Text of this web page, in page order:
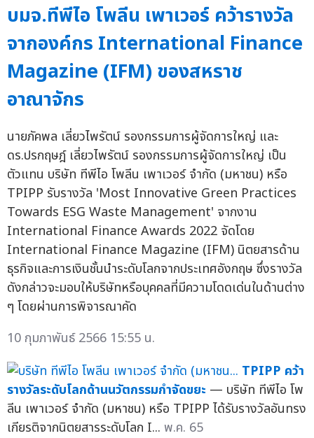
บมจ.ทีพีไอ โพลีน เพาเวอร์ คว้ารางวัล
จากองค์กร International Finance
Magazine (IFM) ของสหราช
อาณาจักร
นายภัคพล เลี่ยวไพรัตน์ รองกรรมการผู้จัดการใหญ่ และ
ดร.ปรกฤษฎ์ เลี่ยวไพรัตน์ รองกรรมการผู้จัดการใหญ่ เป็น
ตัวแทน บริษัท ทีพีไอ โพลีน เพาเวอร์ จำกัด (มหาชน) หรือ
TPIPP รับรางวัล 'Most Innovative Green Practices
Towards ESG Waste Management' จากงาน
International Finance Awards 2022 จัดโดย
International Finance Magazine (IFM) นิตยสารด้าน
ธุรกิจและการเงินชั้นนำระดับโลกจากประเทศอังกฤษ ซึ่งรางวัล
ดังกล่าวจะมอบให้บริษัทหรือบุคคลที่มีความโดดเด่นในด้านต่าง
ๆ โดยผ่านการพิจารณาคัด
10 กุมภาพันธ์ 2566 15:55 น.
TPIPP คว้า
รางวัลระดับโลกด้านนวัตกรรมกำจัดขยะ — บริษัท ทีพีไอ โพ
ลีน เพาเวอร์ จำกัด (มหาชน) หรือ TPIPP ได้รับรางวัลอันทรง
เกียรติจากนิตยสารระดับโลก I... พ.ค. 65